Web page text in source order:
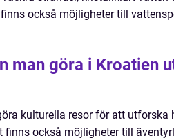
också möjligheter till
man göra i Kroatien
kulturella resor för att utforska
finns också möjligheter till